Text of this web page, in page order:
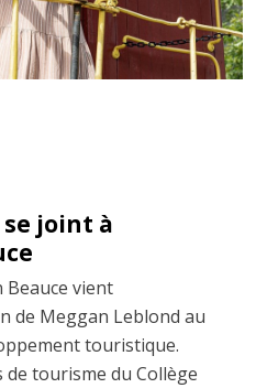
joint à
vient
de Meggan Leblond au
touristique.
tourisme du Collège